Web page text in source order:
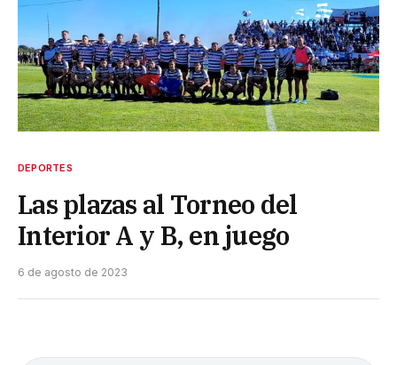
DEPORTES
Las plazas al Torneo del
Interior A y B, en juego
6 de agosto de 2023